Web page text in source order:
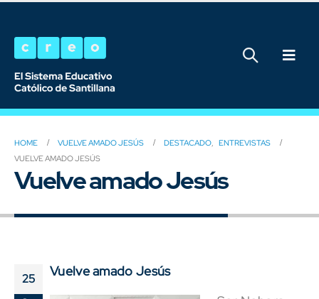
HOME VUELVE AMADO JESÚS DESTACADO, ENTREVISTAS
VUELVE AMADO JESÚS
Vuelve amado Jesús
25
Vuelve amado Jesús